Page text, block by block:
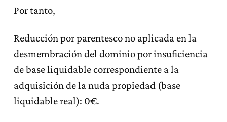
Por tanto,
Reducción por parentesco no aplicada en la
desmembración del dominio por insuficiencia
de base liquidable correspondiente a la
adquisición de la nuda propiedad (base
liquidable real): 0€.